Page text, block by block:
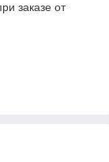
заказе от